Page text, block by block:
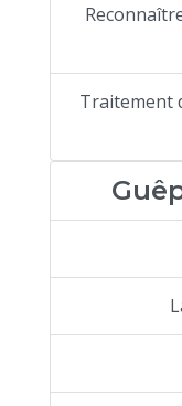
Traitement